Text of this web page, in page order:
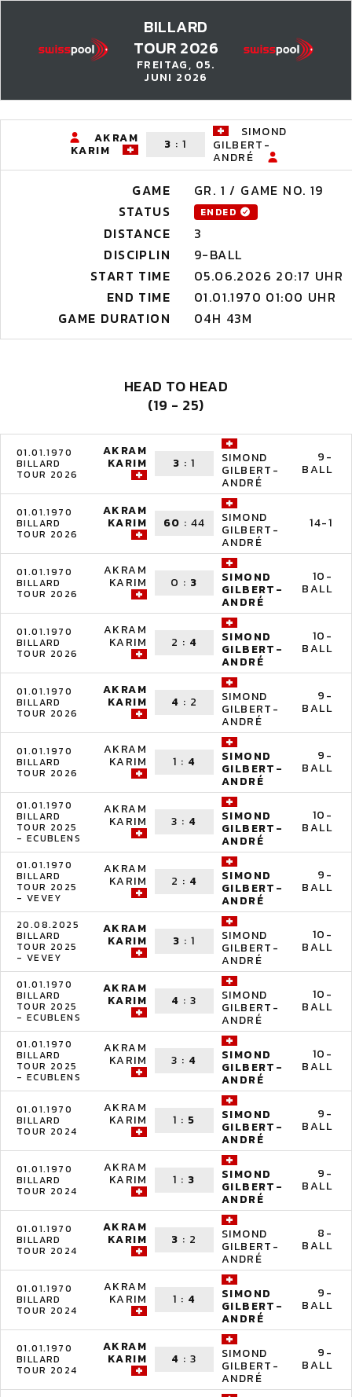
BILLARD
TOUR 2026
FREITAG, 05.
JUNI 2026
AKRAM
KARIM 3 :1
SIMOND
GILBERT-
ANDRÉ
GAME
GR. 1 / GAME NO. 19
STATUS
ENDED
DISTANCE
3
DISCIPLIN
9-BALL
START TIME
05.06.2026 20:17 UHR
END TIME
01.01.1970 01:00 UHR
GAME DURATION
04H 43M
HEAD TO HEAD
(19 - 25)
01.01.1970
BILLARD
TOUR 2026
AKRAM
KARIM 3 :1 SIMOND
GILBERT-
ANDRÉ
9-
BALL
01.01.1970
BILLARD
TOUR 2026
AKRAM
KARIM 60 : 44 SIMOND
GILBERT-
ANDRÉ
14-1
01.01.1970
BILLARD
TOUR 2026
AKRAM
KARIM 0 : 3 SIMOND
GILBERT-
ANDRÉ
10-
BALL
01.01.1970
BILLARD
TOUR 2026
AKRAM
KARIM 2 : 4 SIMOND
GILBERT-
ANDRÉ
10-
BALL
01.01.1970
BILLARD
TOUR 2026
AKRAM
KARIM 4 : 2 SIMOND
GILBERT-
ANDRÉ
9-
BALL
01.01.1970
BILLARD
TOUR 2026
AKRAM
KARIM 1 : 4 SIMOND
GILBERT-
ANDRÉ
9-
BALL
01.01.1970
BILLARD
TOUR 2025
- ECUBLENS
AKRAM
KARIM 3 : 4 SIMOND
GILBERT-
ANDRÉ
10-
BALL
01.01.1970
BILLARD
TOUR 2025
- VEVEY
AKRAM
KARIM 2 : 4 SIMOND
GILBERT-
ANDRÉ
9-
BALL
20.08.2025
BILLARD
TOUR 2025
- VEVEY
AKRAM
KARIM 3 :1 SIMOND
GILBERT-
ANDRÉ
10-
BALL
01.01.1970
BILLARD
TOUR 2025
- ECUBLENS
AKRAM
KARIM 4 :3 SIMOND
GILBERT-
ANDRÉ
10-
BALL
01.01.1970
BILLARD
TOUR 2025
- ECUBLENS
AKRAM
KARIM 3 : 4 SIMOND
GILBERT-
ANDRÉ
10-
BALL
01.01.1970
BILLARD
TOUR 2024
AKRAM
KARIM 1 : 5 SIMOND
GILBERT-
ANDRÉ
9-
BALL
01.01.1970
BILLARD
TOUR 2024
AKRAM
KARIM 1 : 3 SIMOND
GILBERT-
ANDRÉ
9-
BALL
01.01.1970
BILLARD
TOUR 2024
AKRAM
KARIM 3 : 2 SIMOND
GILBERT-
ANDRÉ
8-
BALL
01.01.1970
BILLARD
TOUR 2024
AKRAM
KARIM 1 : 4 SIMOND
GILBERT-
ANDRÉ
9-
BALL
01.01.1970
BILLARD
TOUR 2024
AKRAM
KARIM 4 :3 SIMOND
GILBERT-
ANDRÉ
9-
BALL